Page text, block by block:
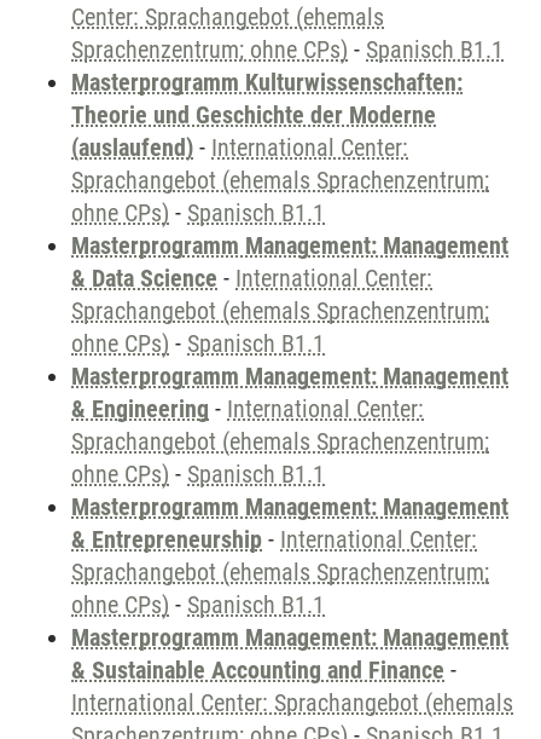
Center: Sprachangebot (ehemals
Sprachenzentrum; ohne CPs) - Spanisch B1.1
Masterprogramm Kulturwissenschaften:
Theorie und Geschichte der Moderne
(auslaufend) - International Center:
Sprachangebot (ehemals Sprachenzentrum;
ohne CPs) - Spanisch B1.1
Masterprogramm Management: Management
& Data Science - International Center:
Sprachangebot (ehemals Sprachenzentrum;
ohne CPs) - Spanisch B1.1
Masterprogramm Management: Management
& Engineering - International Center:
Sprachangebot (ehemals Sprachenzentrum;
ohne CPs) - Spanisch B1.1
Masterprogramm Management: Management
& Entrepreneurship - International Center:
Sprachangebot (ehemals Sprachenzentrum;
ohne CPs) - Spanisch B1.1
Masterprogramm Management: Management
& Sustainable Accounting and Finance -
International Center: Sprachangebot (ehemals